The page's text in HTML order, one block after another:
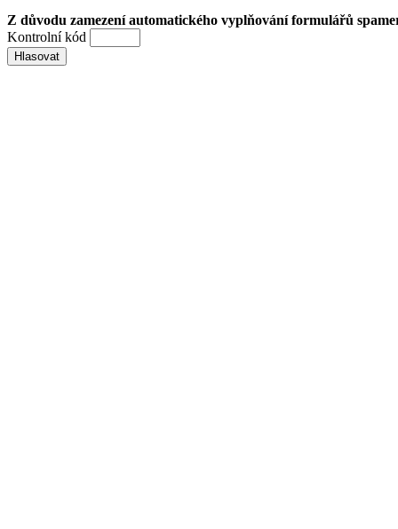
Z důvodu zamezení automatického vyplňování formulářů
Kontrolní kód